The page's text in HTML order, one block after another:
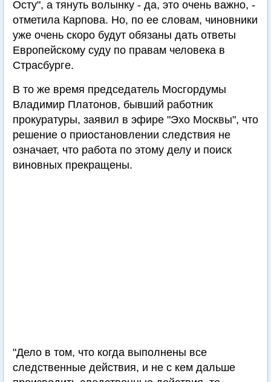
Осту", а тянуть волынку - да, это очень важно, -
отметила Карпова. Но, по ее словам, чиновники
уже очень скоро будут обязаны дать ответы
Европейскому суду по правам человека в
Страсбурге.
В то же время председатель Мосгордумы
Владимир Платонов, бывший работник
прокуратуры, заявил в эфире "Эхо Москвы", что
решение о приостановлении следствия не
означает, что работа по этому делу и поиск
виновных прекращены.
"Дело в том, что когда выполнены все
следственные действия, и не с кем дальше